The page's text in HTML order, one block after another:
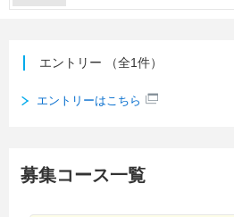
エントリー （全1件）
エントリーはこちら
募集コース一覧